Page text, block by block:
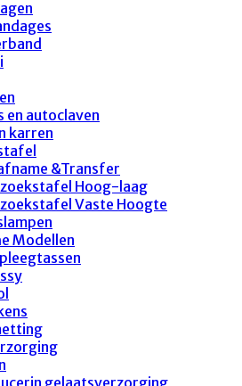
en autoclaven
karren
&Transfer
Hoog-laag
Vaste Hoogte
Modellen
gelaatsverzorging